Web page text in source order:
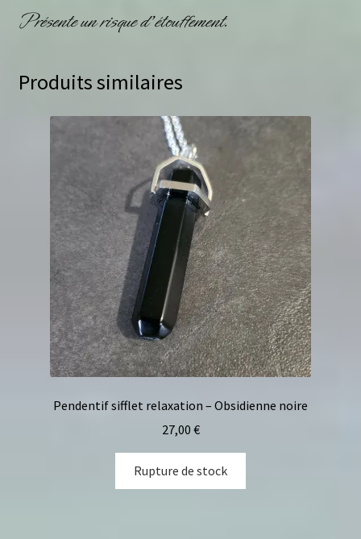
Présente un risque d’étouffement.
Produits similaires
Pendentif sifflet relaxation – Obsidienne noire
27,00 €
Rupture de stock